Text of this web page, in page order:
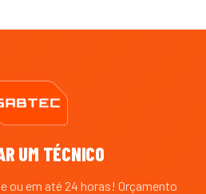
UM TÉCNICO
ou em até 24 horas! Orçamento